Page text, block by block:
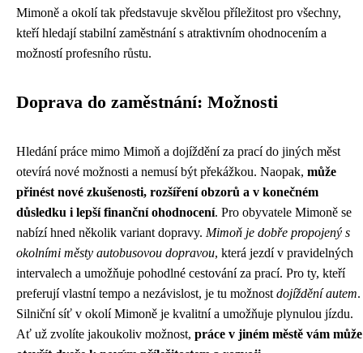
Mimoně a okolí tak představuje skvělou příležitost pro všechny,
kteří hledají stabilní zaměstnání s atraktivním ohodnocením a
možností profesního růstu.
Doprava do zaměstnání: Možnosti
Hledání práce mimo Mimoň a dojíždění za prací do jiných měst
otevírá nové možnosti a nemusí být překážkou. Naopak, může
přinést nové zkušenosti, rozšíření obzorů a v konečném
důsledku i lepší finanční ohodnocení. Pro obyvatele Mimoně se
nabízí hned několik variant dopravy. Mimoň je dobře propojený s
okolními městy autobusovou dopravou, která jezdí v pravidelných
intervalech a umožňuje pohodlné cestování za prací. Pro ty, kteří
preferují vlastní tempo a nezávislost, je tu možnost dojíždění autem.
Silniční síť v okolí Mimoně je kvalitní a umožňuje plynulou jízdu.
Ať už zvolíte jakoukoliv možnost, práce v jiném městě vám může